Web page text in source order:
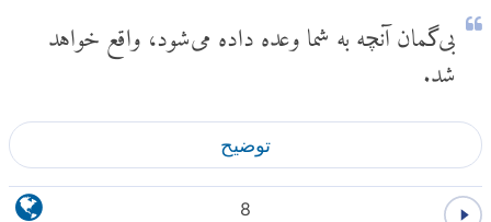
بی‌گمان آنچه به شما وعده داده می‌شود، واقع خواهد
شد.
توضیح
8